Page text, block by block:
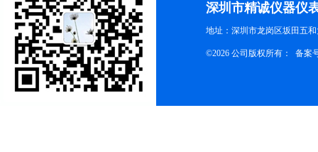
深圳市精诚仪器仪
地址：深圳市龙岗区坂田五
©2026 公司版权所有： 备案